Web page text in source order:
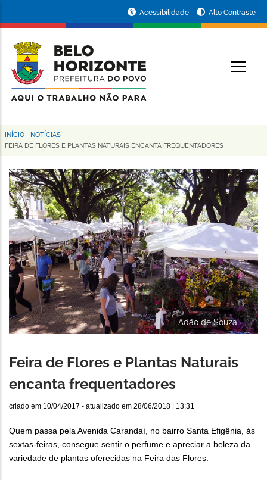
conteúdo
principal
da
Prefeitura
de
Horizonte
Acessibilidade Alto Contraste
Trilha
navegação
INÍCIO - NOTÍCIAS -
FEIRA DE FLORES E PLANTAS NATURAIS ENCANTA FREQUENTADORES
Adão de Souza
Feira de Flores e Plantas Naturais
encanta frequentadores
criado em 10/04/2017 - atualizado em 28/06/2018 | 13:31
Quem passa pela Avenida Carandaí, no bairro Santa Efigênia, às
sextas-feiras, consegue sentir o perfume e apreciar a beleza da
variedade de plantas oferecidas na Feira das Flores.